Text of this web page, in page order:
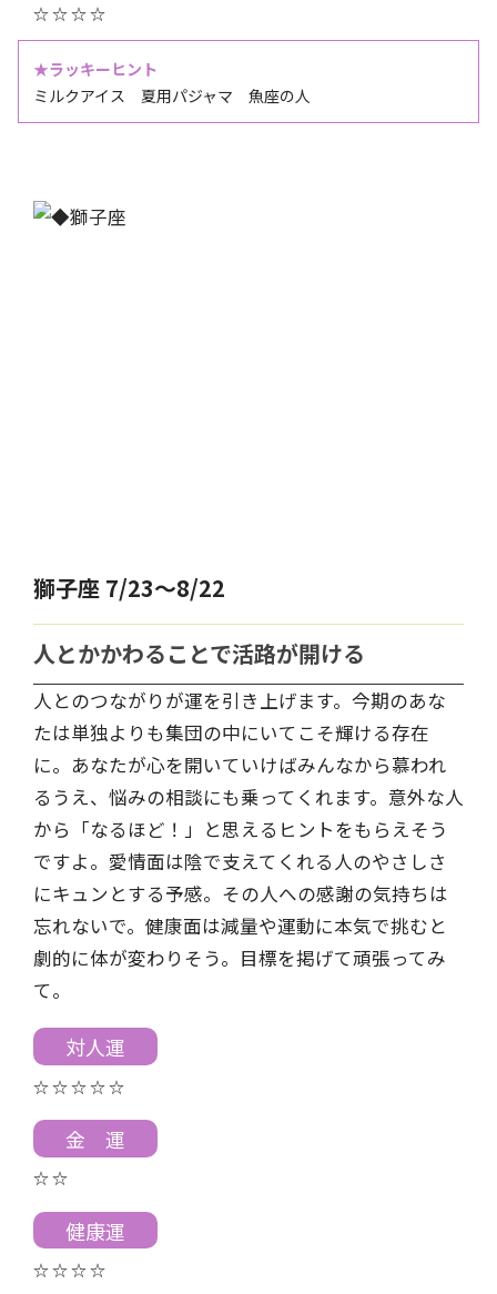
☆ ☆ ☆ ☆
★ラッキーヒント
ミルクアイス 夏用パジャマ 魚座の人
獅子座 7/23～8/22
人とかかわることで活路が開ける
人とのつながりが運を引き上げます。今期のあな
たは単独よりも集団の中にいてこそ輝ける存在
に。あなたが心を開いていけばみんなから慕われ
るうえ、悩みの相談にも乗ってくれます。意外な人
から「なるほど！」と思えるヒントをもらえそう
ですよ。愛情面は陰で支えてくれる人のやさしさ
にキュンとする予感。その人への感謝の気持ちは
忘れないで。健康面は減量や運動に本気で挑むと
劇的に体が変わりそう。目標を掲げて頑張ってみ
て。
対人運
☆ ☆ ☆ ☆ ☆
金 運
☆ ☆
健康運
☆ ☆ ☆ ☆